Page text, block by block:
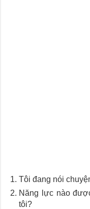
Tôi đang nói
Năng lực nào
tôi?